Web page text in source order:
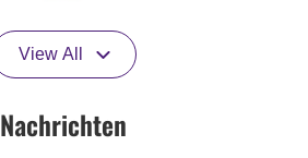
View All
Nachrichten